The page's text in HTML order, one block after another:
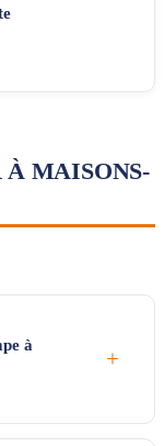
MAISONS-
à
+